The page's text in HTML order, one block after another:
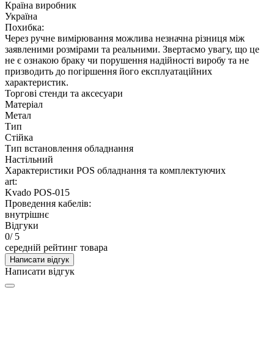
Країна виробник
Україна
Похибка:
Через ручне вимірювання можлива незначна різниця між
заявленими розмірами та реальними. Звертаємо увагу, що це
не є ознакою браку чи порушення надійності виробу та не
призводить до погіршення його експлуатаційних
характеристик.
Торгові стенди та аксесуари
Матеріал
Метал
Тип
Стійка
Тип встановлення обладнання
Настільний
Характеристики POS обладнання та комплектуючих
art:
Kvado POS-015
Проведення кабелів:
внутрішнє
Відгуки
0/ 5
середній рейтинг товара
Написати відгук
Написати відгук